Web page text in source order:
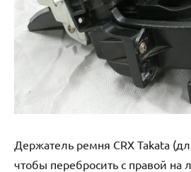
Держатель ремня CRX Takata
чтобы перебросить с правой на